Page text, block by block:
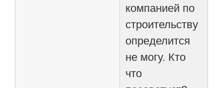
компанией по
строительству
определится
не могу. Кто
что